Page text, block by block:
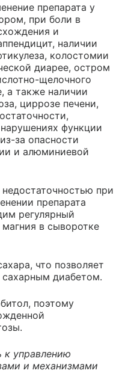
препарата у
при боли в
и
наличии
колостомии
диарее, остром
щелочного
а также наличии
циррозе печени,
функции
за опасности
и алюминиевой
при
препарата
регулярный
в сыворотке
что позволяет
диабетом.
поэтому
к управлению
и механизмами